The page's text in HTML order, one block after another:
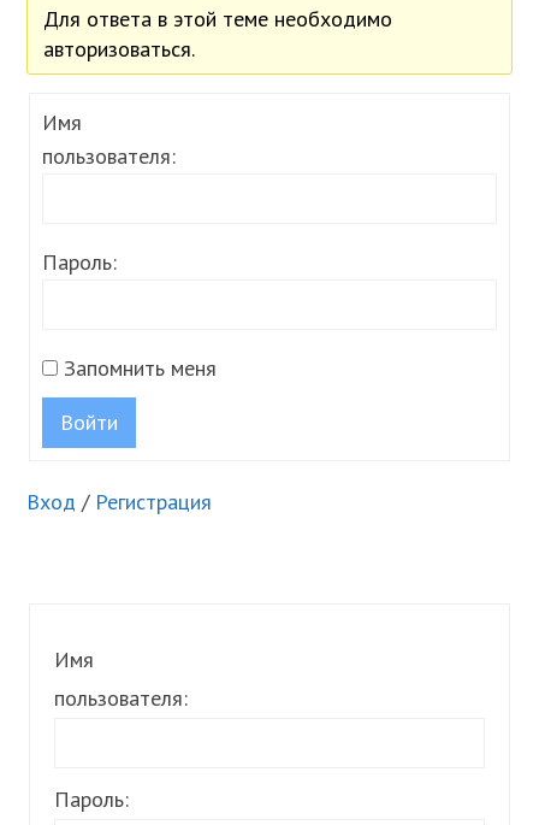
Для ответа в этой теме необходимо
авторизоваться.
Имя
пользователя:
Пароль:
Запомнить меня
Войти
Вход / Регистрация
Имя
пользователя:
Пароль: